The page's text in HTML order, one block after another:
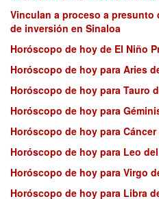
Vinculan a proceso a
de inversión en Sinaloa
Horóscopo de hoy de El Niño
Horóscopo de hoy para Aries
Horóscopo de hoy para Tauro
Horóscopo de hoy para
Horóscopo de hoy para
Horóscopo de hoy para Leo
Horóscopo de hoy para Virgo
Horóscopo de hoy para Libra